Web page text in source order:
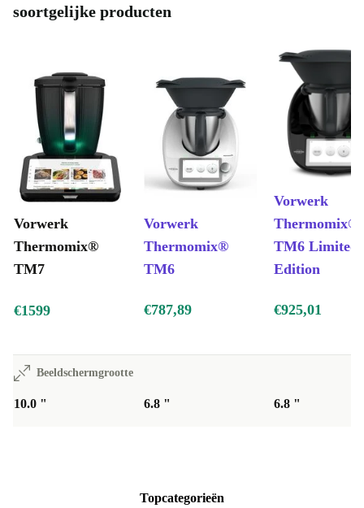
soortgelijke producten
Vorwerk
Thermomix®
TM7
Vorwerk
Thermomix®
TM6
Vorwerk
Thermomix®
TM6 Limited
Edition
€1599 €787,89 €925,01
Beeldschermgrootte
10.0 " 6.8 " 6.8 "
Topcategorieën